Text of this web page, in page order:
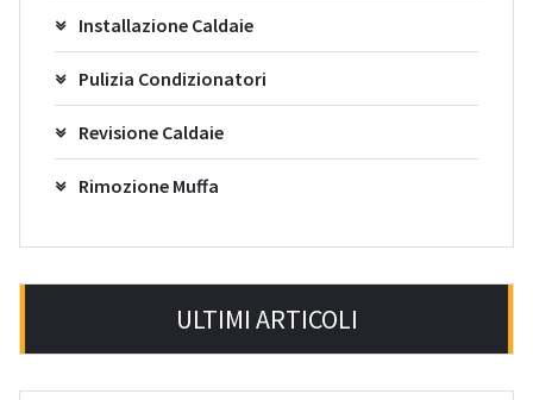
Installazione Caldaie
Pulizia Condizionatori
Revisione Caldaie
Rimozione Muffa
ULTIMI ARTICOLI